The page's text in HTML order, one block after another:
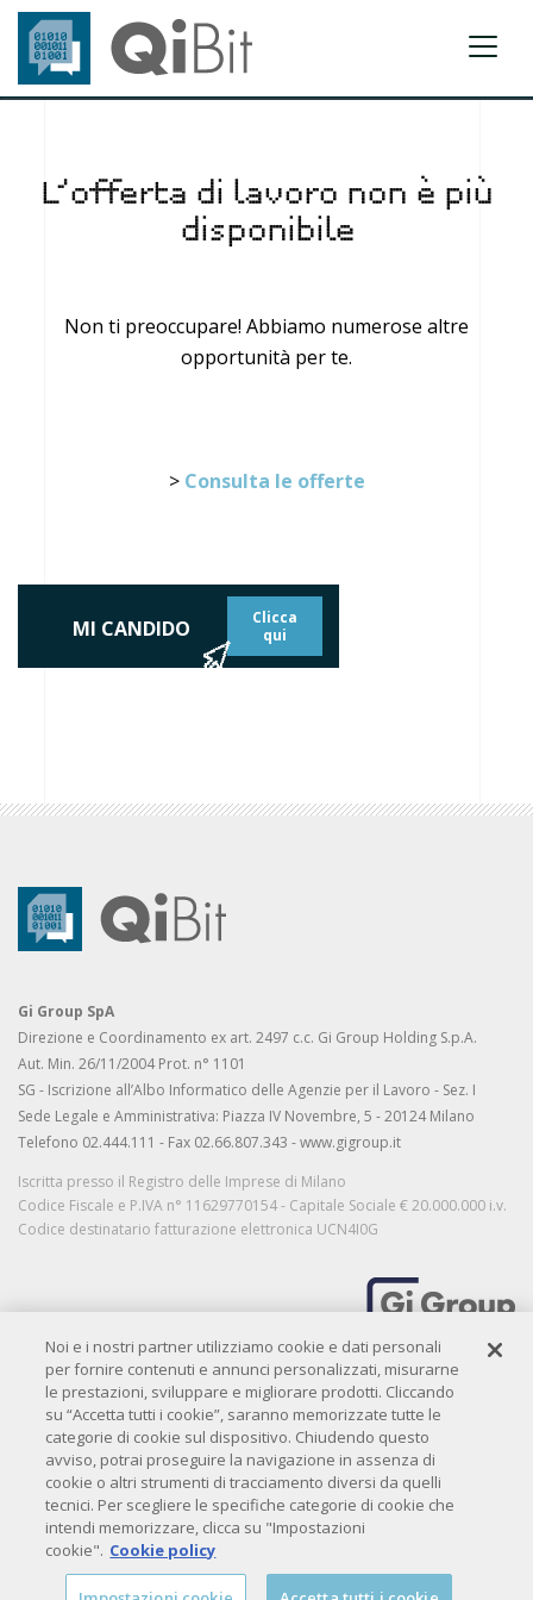
L’offerta di lavoro non è più
disponibile
Non ti preoccupare! Abbiamo numerose altre
opportunità per te.
> Consulta le offerte
MI CANDIDO
Clicca
qui
Gi Group SpA
Direzione e Coordinamento ex art. 2497 c.c. Gi Group Holding S.p.A.
Aut. Min. 26/11/2004 Prot. n° 1101
SG - Iscrizione all’Albo Informatico delle Agenzie per il Lavoro - Sez. I
Sede Legale e Amministrativa: Piazza IV Novembre, 5 - 20124 Milano
Telefono 02.444.111 - Fax 02.66.807.343 - www.gigroup.it
Iscritta presso il Registro delle Imprese di Milano
Codice Fiscale e P.IVA n° 11629770154 - Capitale Sociale € 20.000.000 i.v.
Codice destinatario fatturazione elettronica UCN4I0G
MORE THAN WORK
Privacy|Privacy candidati| Privacy clienti|Cookie policy|Credits
Copyright© 2009-2026 QIBIT. All rights reserved.
Noi e i nostri partner utilizziamo cookie e dati personali
per fornire contenuti e annunci personalizzati, misurarne
le prestazioni, sviluppare e migliorare prodotti. Cliccando
su “Accetta tutti i cookie”, saranno memorizzate tutte le
categorie di cookie sul dispositivo. Chiudendo questo
avviso, potrai proseguire la navigazione in assenza di
cookie o altri strumenti di tracciamento diversi da quelli
tecnici. Per scegliere le specifiche categorie di cookie che
intendi memorizzare, clicca su "Impostazioni
cookie". Cookie policy